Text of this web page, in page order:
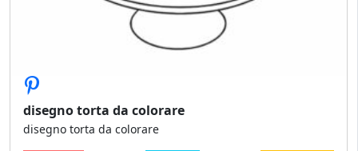
disegno torta da colorare
disegno torta da colorare